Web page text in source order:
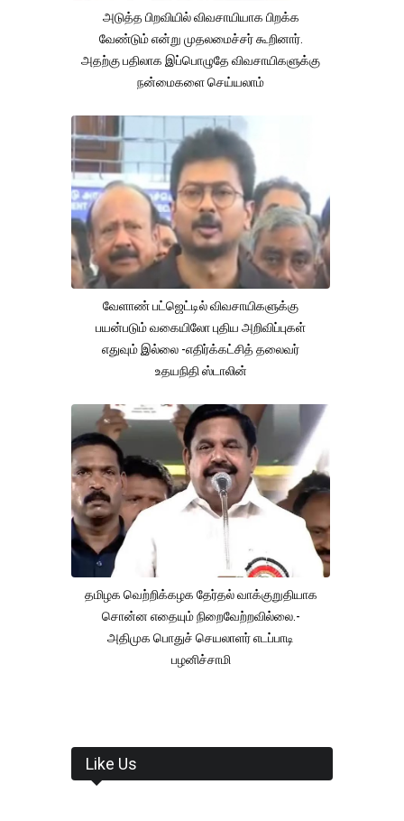
அடுத்த பிறவியில் விவசாயியாக பிறக்க
வேண்டும் என்று முதலமைச்சர் கூறினார்.
அதற்கு பதிலாக இப்பொழுதே விவசாயிகளுக்கு
நன்மைகளை செய்யலாம்
வேளாண் பட்ஜெட்டில் விவசாயிகளுக்கு
பயன்படும் வகையிலோ புதிய அறிவிப்புகள்
எதுவும் இல்லை -எதிர்க்கட்சித் தலைவர்
உதயநிதி ஸ்டாலின்
தமிழக வெற்றிக்கழக தேர்தல் வாக்குறுதியாக
சொன்ன எதையும் நிறைவேற்றவில்லை.-
அதிமுக பொதுச் செயலாளர் எடப்பாடி
பழனிச்சாமி
Like Us